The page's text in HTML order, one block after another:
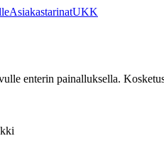
AsiakastarinatUKK
enterin painalluksella.